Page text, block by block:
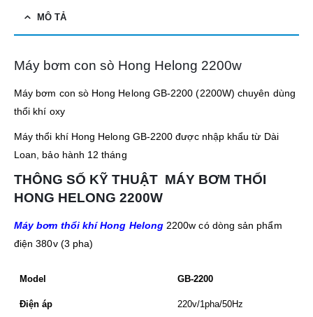
MÔ TẢ
Máy bơm con sò Hong Helong 2200w
Máy bơm con sò Hong Helong GB-2200 (2200W) chuyên dùng
thổi khí oxy
Máy thổi khí Hong Helong GB-2200 được nhập khẩu từ Dài
Loan, bảo hành 12 tháng
THÔNG SỐ KỸ THUẬT MÁY BƠM THỔI
HONG HELONG 2200W
Máy bơm thổi khí Hong Helong2200w có dòng sản phẩm
điện 380v (3 pha)
Model GB-2200
Điện áp 220v/1pha/50Hz